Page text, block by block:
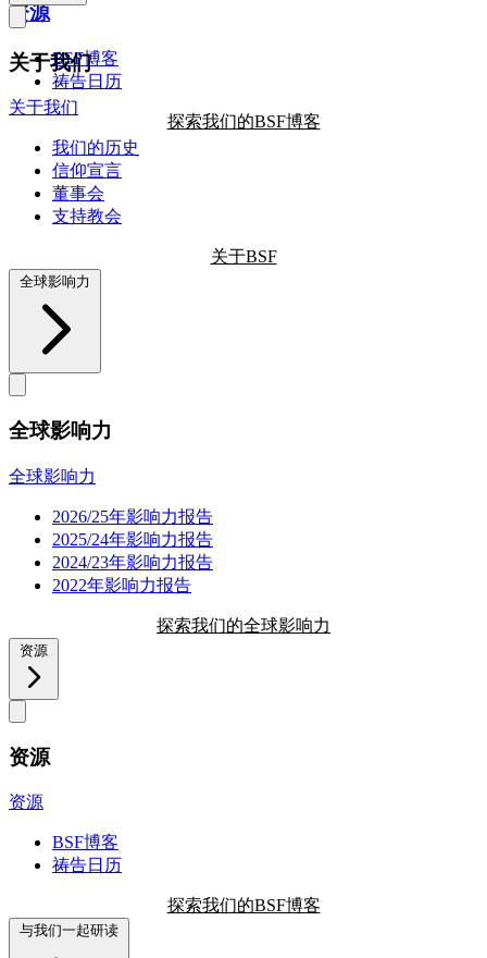
资源
BSF博客
祷告日历
探索我们的BSF博客
关于我们
关于我们
我们的历史
信仰宣言
董事会
支持教会
关于BSF
全球影响力
全球影响力
全球影响力
2026/25年影响力报告
2025/24年影响力报告
2024/23年影响力报告
2022年影响力报告
探索我们的全球影响力
资源
资源
资源
BSF博客
祷告日历
探索我们的BSF博客
与我们一起研读